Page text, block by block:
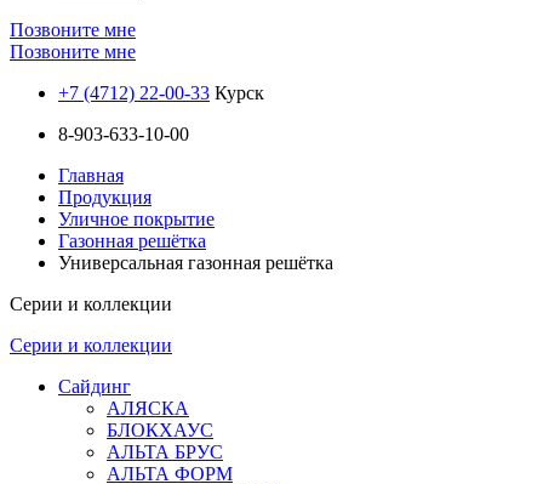
Позвоните мне
Позвоните мне
+7 (4712) 22-00-33 Курск
8-903-633-10-00
Главная
Продукция
Уличное покрытие
Газонная решётка
Универсальная газонная решётка
Серии и коллекции
Серии и коллекции
Сайдинг
АЛЯСКА
БЛОКХАУС
АЛЬТА БРУС
АЛЬТА ФОРМ